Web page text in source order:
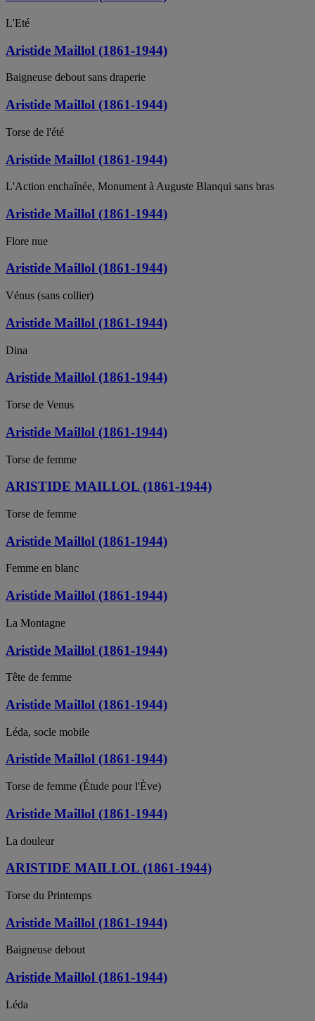
L'Eté
Aristide Maillol (1861-1944)
Baigneuse debout sans draperie
Aristide Maillol (1861-1944)
Torse de l'été
Aristide Maillol (1861-1944)
L'Action enchaînée, Monument à Auguste Blanqui sans bras
Aristide Maillol (1861-1944)
Flore nue
Aristide Maillol (1861-1944)
Vénus (sans collier)
Aristide Maillol (1861-1944)
Dina
Aristide Maillol (1861-1944)
Torse de Venus
Aristide Maillol (1861-1944)
Torse de femme
ARISTIDE MAILLOL (1861-1944)
Torse de femme
Aristide Maillol (1861-1944)
Femme en blanc
Aristide Maillol (1861-1944)
La Montagne
Aristide Maillol (1861-1944)
Tête de femme
Aristide Maillol (1861-1944)
Léda, socle mobile
Aristide Maillol (1861-1944)
Torse de femme (Étude pour l'Ève)
Aristide Maillol (1861-1944)
La douleur
ARISTIDE MAILLOL (1861-1944)
Torse du Printemps
Aristide Maillol (1861-1944)
Baigneuse debout
Aristide Maillol (1861-1944)
Léda